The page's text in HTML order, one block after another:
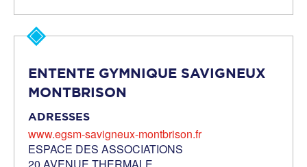
ENTENTE GYMNIQUE SAVIGNEUX
MONTBRISON
ADRESSES
www.egsm-savigneux-montbrison.fr
ESPACE DES ASSOCIATIONS
20 AVENUE THERMALE